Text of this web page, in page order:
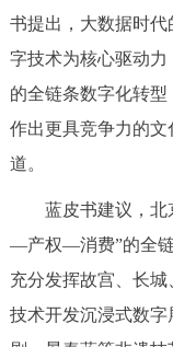
绿色北京
多语种
ENGLISH
ESPAÑOL
ITALIANO
书提出，大数据时
字技术为核心驱动
的全链条数字化转型
作出更具竞争力的
道。
蓝皮书建议，北
—产权—消费”的全链
充分发挥故宫、长
技术开发沉浸式数